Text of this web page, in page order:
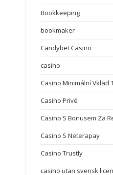
Bookkeeping
bookmaker
Candybet Casino
casino
Casino Minimální Vklad
Casino Privé
Casino S Bonusem Za
Casino S Neterapay
Casino Trustly
casino utan svensk